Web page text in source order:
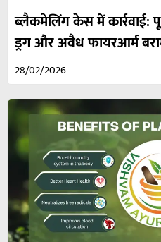
ब्लैकमेलिंग केस में कार्रवाई:
ड्रग और अवैध फायरआर्म
28/02/2026